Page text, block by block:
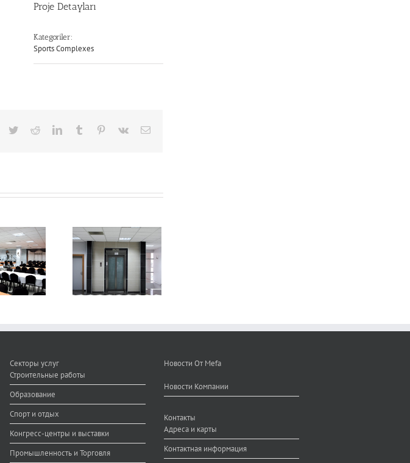
Proje Detayları
Kategoriler:
Sports Complexes
Facebook
TwitterRedditLinkedInTumblr Pinterest
Vk
E-
Hotel
Секторы услуг
Строительные работы
Образование
Спорт и отдых
Конгресс-центры и выставки
Промышленность и Торговля
Новости От Mefa
Новости Компании
Контакты
Адреса и карты
Контактная информация